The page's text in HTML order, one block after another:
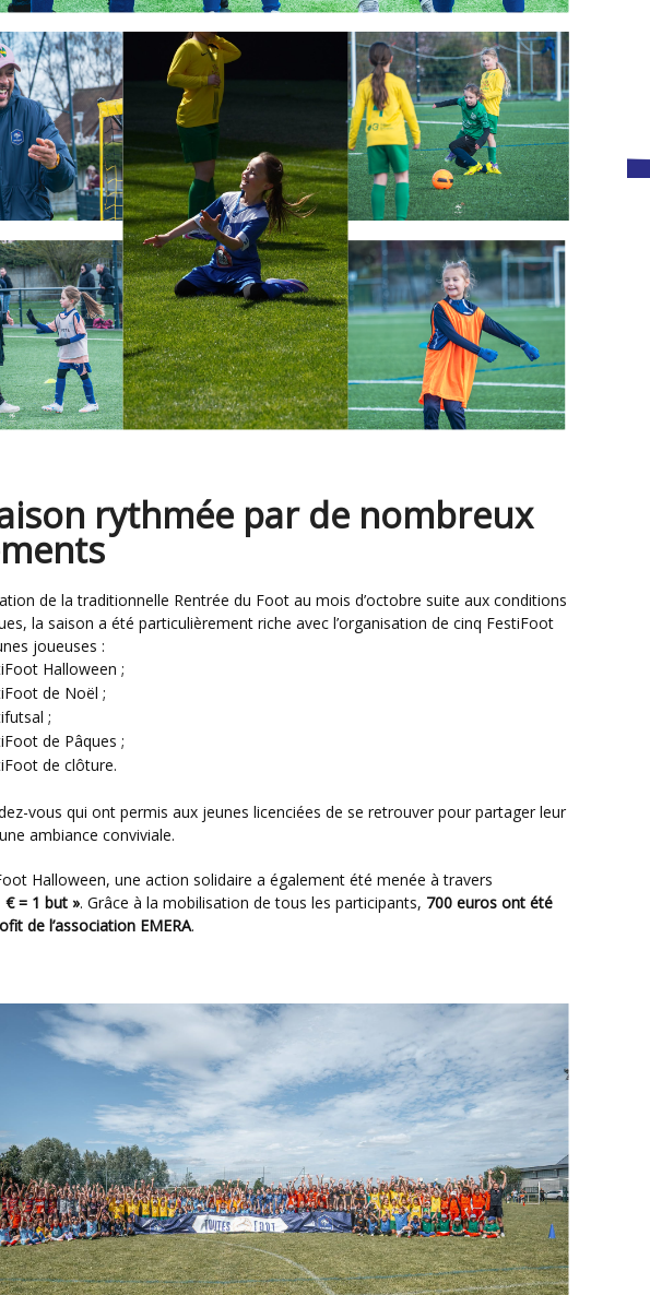
rythmée par de nombreux
la saison a été particulièrement riche avec l’organisation de cinq FestiFoot
joueuses :
Halloween ;
de Noël ;
;
de Pâques ;
de clôture.
ambiance conviviale.
€ = 1 but ». Grâce à la mobilisation de tous les participants, 700 euros ont été
de l’association EMERA.